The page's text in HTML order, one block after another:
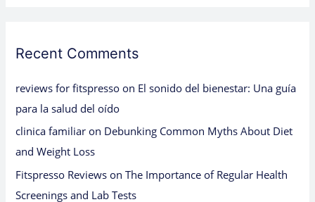
Recent Comments
reviews for fitspresso on El sonido del bienestar: Una guía
para la salud del oído
clinica familiar on Debunking Common Myths About Diet
and Weight Loss
Fitspresso Reviews onThe Importance of Regular Health
Screenings and Lab Tests